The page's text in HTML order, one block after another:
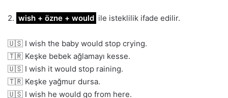
2. wish + özne + would ile isteklilik ifade edilir.
🇺🇸 I wish the baby would stop crying.
🇹🇷 Keşke bebek ağlamayı kesse.
🇺🇸 I wish it would stop raining.
🇹🇷 Keşke yağmur dursa.
🇺🇸 I wish he would go from here.